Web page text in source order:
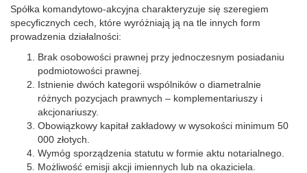
Spółka komandytowo-akcyjna charakteryzuje się szeregiem
specyficznych cech, które wyróżniają ją na tle innych form
prowadzenia działalności:
Brak osobowości prawnej przy jednoczesnym posiadaniu
podmiotowości prawnej.
Istnienie dwóch kategorii wspólników o diametralnie
różnych pozycjach prawnych – komplementariuszy i
akcjonariuszy.
Obowiązkowy kapitał zakładowy w wysokości minimum 50
000 złotych.
Wymóg sporządzenia statutu w formie aktu notarialnego.
Możliwość emisji akcji imiennych lub na okaziciela.